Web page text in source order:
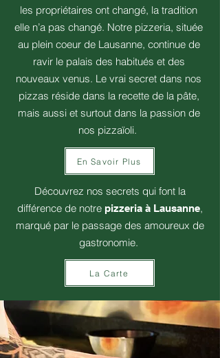
les propriétaires ont changé, la tradition
elle n’a pas changé. Notre pizzeria, située
au plein coeur de Lausanne, continue de
ravir le palais des habitués et des
nouveaux venus. Le vrai secret dans nos
pizzas réside dans la recette de la pâte,
mais aussi et surtout dans la passion de
nos pizzaïoli.
En Savoir Plus
Découvrez nos secrets qui font la
différence de notre pizzeria à Lausanne,
marqué par le passage des amoureux de
gastronomie.
La Carte